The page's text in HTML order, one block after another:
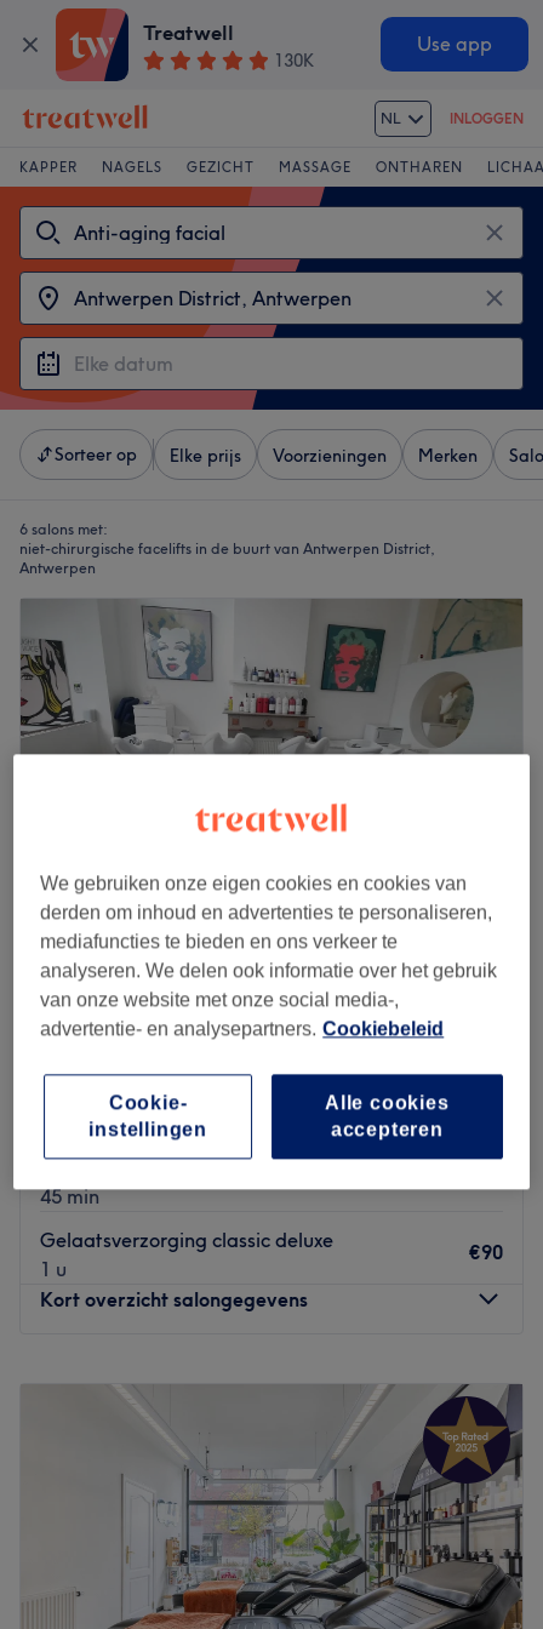
Treatwell
130K
Use app
NL INLOGGEN
KAPPER NAGELS GEZICHT MASSAGE ONTHAREN
Sorteer op Elke prijs Voorzieningen Merken
6 salons met:
niet-chirurgische facelifts in de buurt van Antwerpen District,
Antwerpen
Nails & beauty Anna
4,7
684 reviews
Nationale Bank, Antwerpen
Laat zien op de kaart
microneedling
€96
Gelaatsverzorging classic essential
45 min
Gelaatsverzorging classic deluxe
1 u
€90
Kort overzicht salongegevens
Dinsdag
07:30
19:00
Gesloten
07:30–19:00
07:30–19:00
07:30–18:00
Gesloten
Nails & beauty Anna met bijzonder interesse in anti
We gebruiken onze eigen cookies en cookies van
derden om inhoud en advertenties te personaliseren,
mediafuncties te bieden en ons verkeer te
analyseren. We delen ook informatie over het gebruik
van onze website met onze social media-,
advertentie- en analysepartners. Cookiebeleid
Alle cookies
accepteren
Cookie-
instellingen